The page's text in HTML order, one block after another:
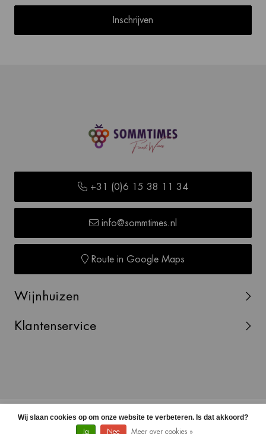
Inschrijven
+31 (0)6 15 38 11 34
info@sommtimes.nl
Route in Google Maps
Wijnhuizen
Klantenservice
© Copyright 2026 SOMMTIMES -Webshop laten maken
door Red Banana
Wij slaan cookies op om onze website te verbeteren. Is dat akkoord?
Ja Nee Meer over cookies »